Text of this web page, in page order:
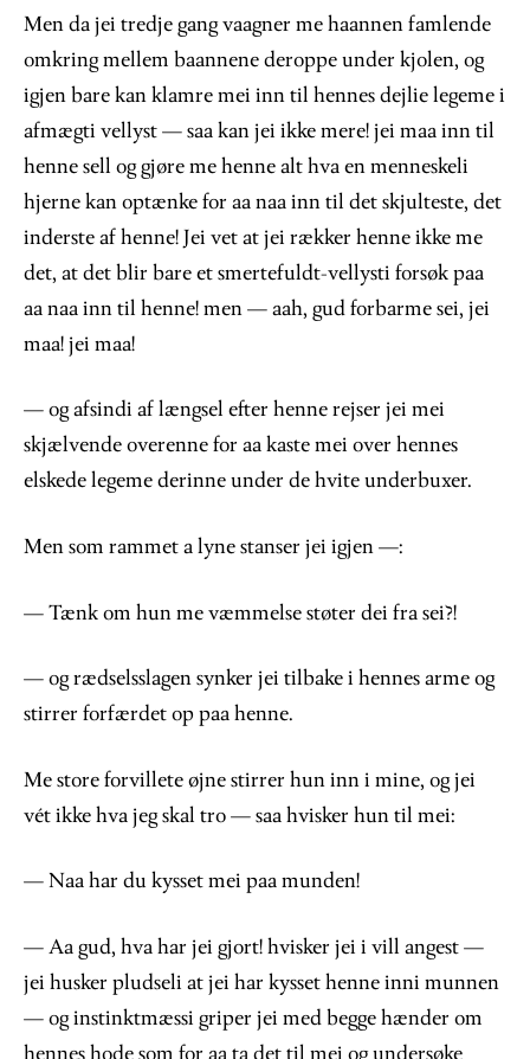
Men da jei tredje gang vaagner me haannen famlende
omkring mellem baannene deroppe under kjolen, og
igjen bare kan klamre mei inn til hennes dejlie legeme i
afmægti vellyst — saa kan jei ikke mere! jei maa inn til
henne sell og gjøre me henne alt hva en menneskeli
hjerne kan optænke for aa naa inn til det skjulteste, det
inderste af henne! Jei vet at jei rækker henne ikke me
det, at det blir bare et smertefuldt-vellysti forsøk paa
aa naa inn til henne! men — aah, gud forbarme sei, jei
maa! jei maa!
— og afsindi af længsel efter henne rejser jei mei
skjælvende overenne for aa kaste mei over hennes
elskede legeme derinne under de hvite underbuxer.
Men som rammet a lyne stanser jei igjen —:
— Tænk om hun me væmmelse støter dei fra sei?!
— og rædselsslagen synker jei tilbake i hennes arme og
stirrer forfærdet op paa henne.
Me store forvillete øjne stirrer hun inn i mine, og jei
vét ikke hva jeg skal tro — saa hvisker hun til mei:
— Naa har du kysset mei paa munden!
— Aa gud, hva har jei gjort! hvisker jei i vill angest —
jei husker pludseli at jei har kysset henne inni munnen
— og instinktmæssi griper jei med begge hænder om